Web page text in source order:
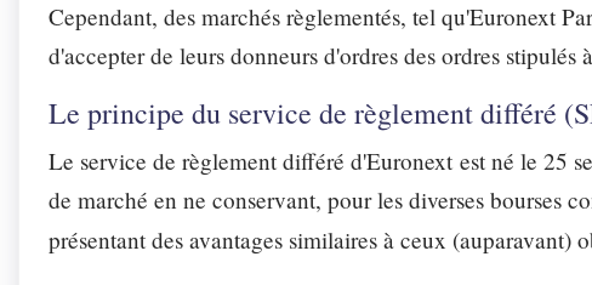
Cependant, des marchés règlementés, tel qu'Euronext
d'accepter de leurs donneurs d'ordres des ordres
Le principe du service de règlement différé
Le service de règlement différé d'Euronext est né le 25
de marché en ne conservant, pour les diverses bourses
présentant des avantages similaires à ceux (auparavant)